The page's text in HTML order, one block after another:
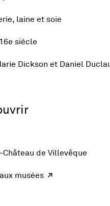
laine et soie
siècle
Dickson et Daniel
Château de Villevêque
musées